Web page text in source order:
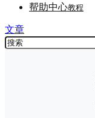
帮助中心教程
文章